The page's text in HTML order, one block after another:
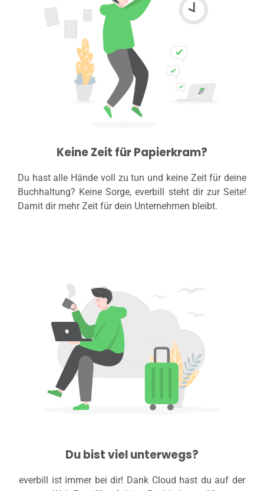
Keine Zeit für Papierkram?
Du hast alle Hände voll zu tun und keine Zeit für deine
Buchhaltung? Keine Sorge, everbill steht dir zur Seite!
Damit dir mehr Zeit für dein Unternehmen bleibt.
Du bist viel unterwegs?
everbill ist immer bei dir! Dank Cloud hast du auf der